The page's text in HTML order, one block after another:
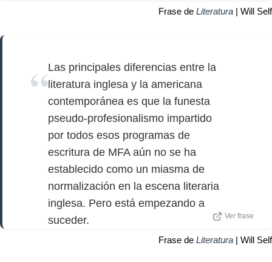
Frase de Literatura | Will Self
Las principales diferencias entre la
literatura inglesa y la americana
contemporánea es que la funesta
pseudo-profesionalismo impartido
por todos esos programas de
escritura de MFA aún no se ha
establecido como un miasma de
normalización en la escena literaria
inglesa. Pero está empezando a
suceder.
Ver frase
Frase de Literatura | Will Self